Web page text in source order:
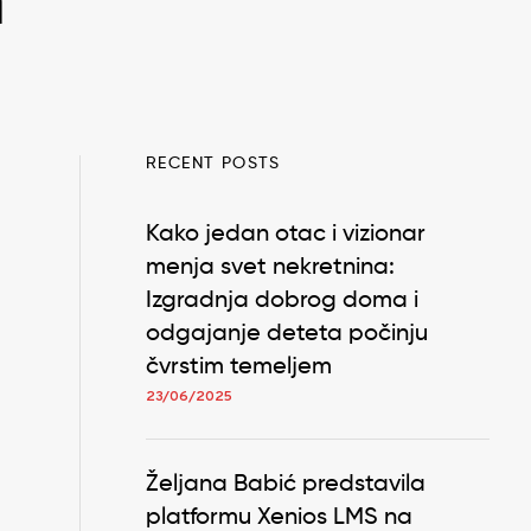
RECENT POSTS
Kako jedan otac i vizionar
menja svet nekretnina:
Izgradnja dobrog doma i
odgajanje deteta počinju
čvrstim temeljem
23/06/2025
Željana Babić predstavila
platformu Xenios LMS na